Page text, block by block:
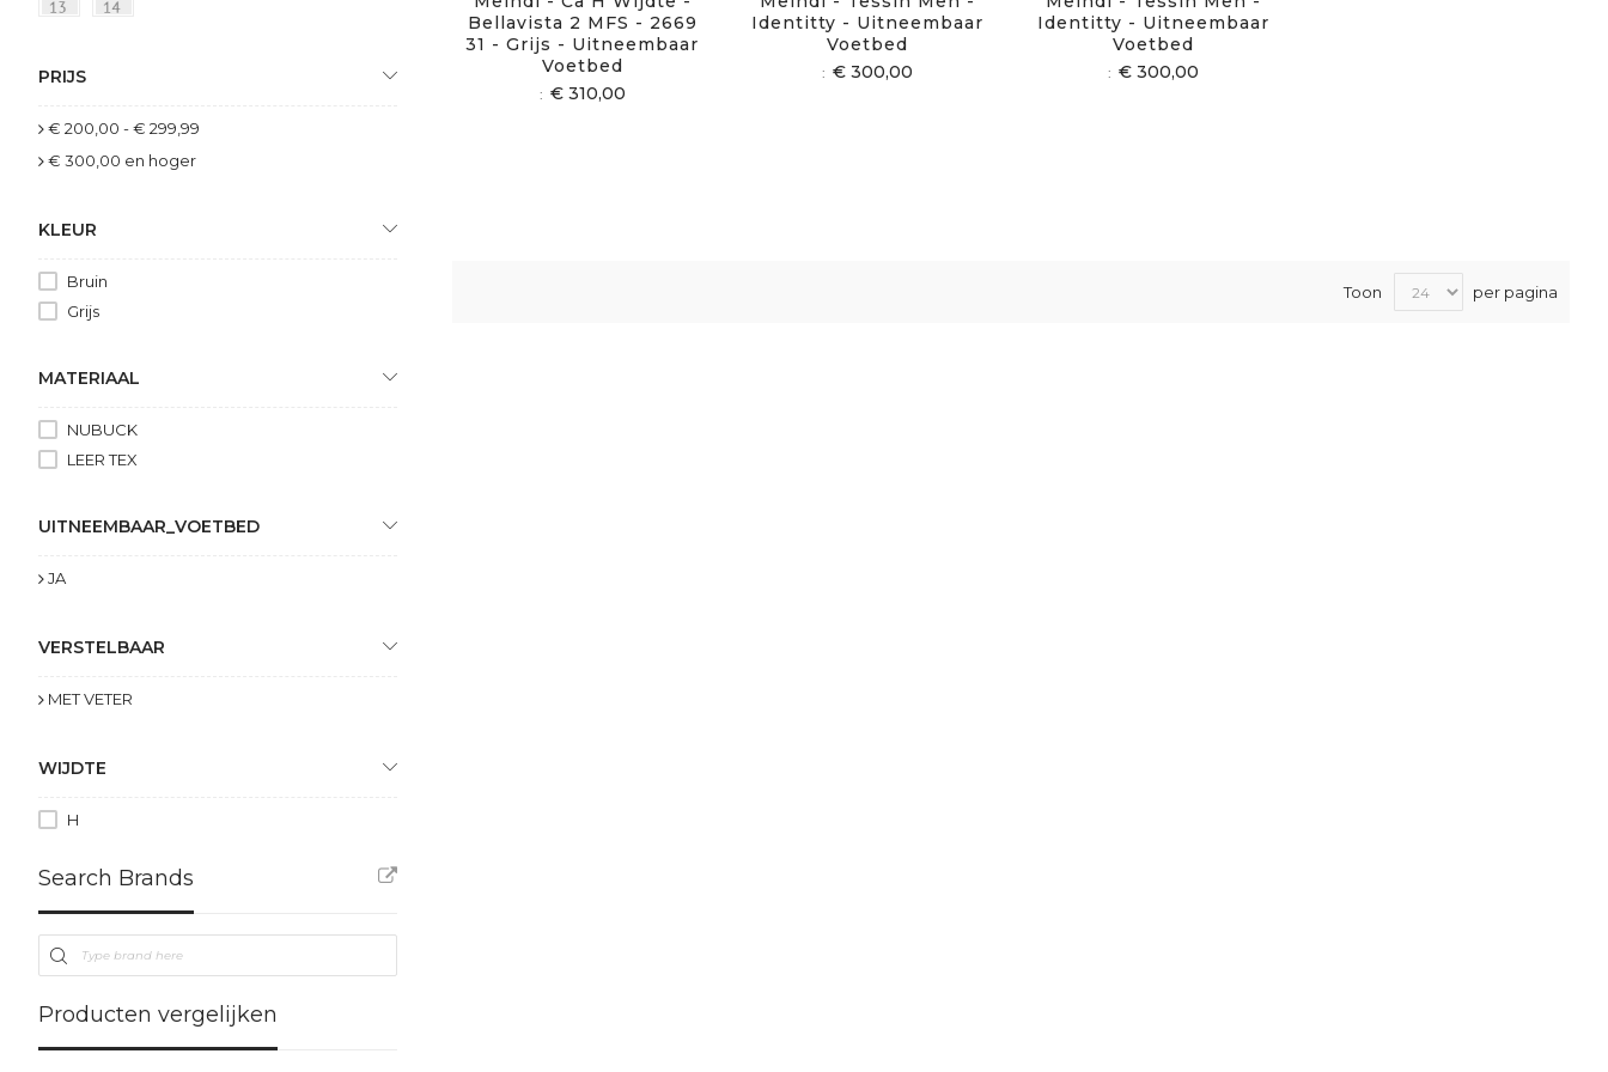
Bellavista 2 MFS - 2669
31 - Grijs - Uitneembaar
Voetbed
€ 310,00
Identitty - Uitneembaar
Voetbed
€ 300,00
Identitty - Uitneembaar
Voetbed
€ 300,00
Toon per pagina
PRIJS
€ 200,00 -€ 299,99
€ 300,00 en hoger
KLEUR
Bruin
Grijs
MATERIAAL
NUBUCK
LEER TEX
UITNEEMBAAR_VOETBED
JA
VERSTELBAAR
MET VETER
WIJDTE
H
Search Brands
Producten vergelijken